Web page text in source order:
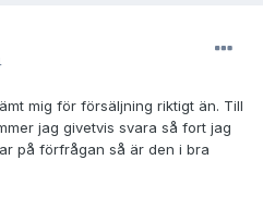
mig för försäljning riktigt än. Till
jag givetvis svara så fort jag
på förfrågan så är den i bra